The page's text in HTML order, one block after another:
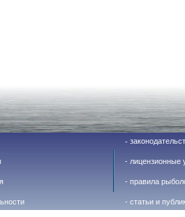
-
- лицензионные
- правила
- статьи и